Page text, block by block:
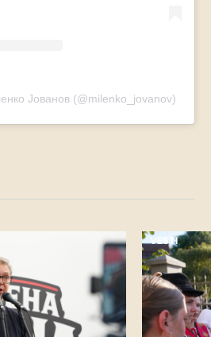
Јованов (@milenko_jovanov)
VESTI